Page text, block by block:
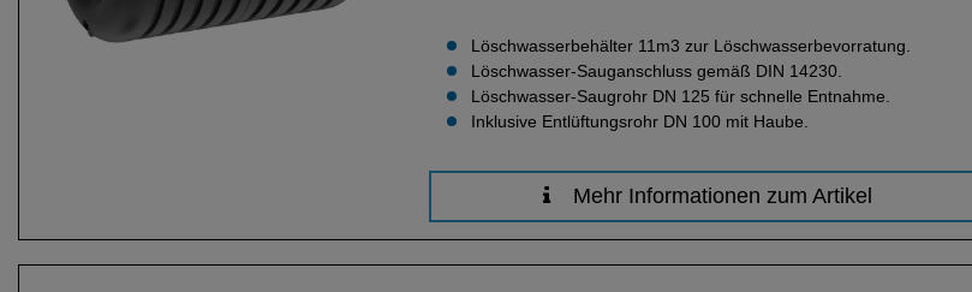
Löschwasserbehälter 11m3 zur Löschwasserbevorratung.
Löschwasser-Sauganschluss gemäß DIN 14230.
Löschwasser-Saugrohr DN 125 für schnelle Entnahme.
Inklusive Entlüftungsrohr DN 100 mit Haube.
Mehr Informationen zum Artikel